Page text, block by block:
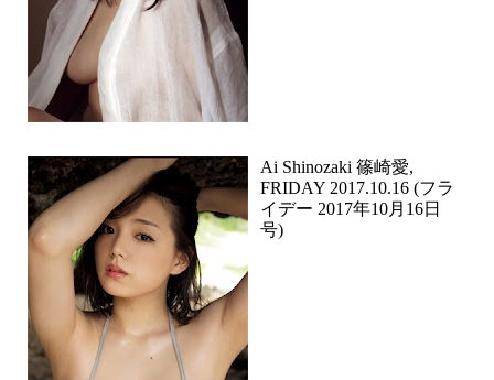
Ai Shinozaki 篠崎愛,
FRIDAY 2017.10.16 (フラ
イデー 2017年10月16日
号)